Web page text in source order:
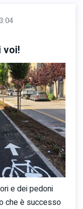
voi!
e dei pedoni
che è successo